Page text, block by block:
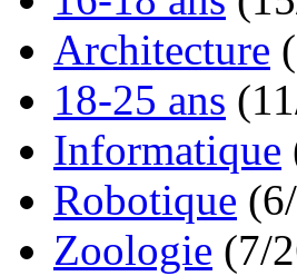
Architecture
18-25 ans
Informatique
Robotique
Zoologie (7/